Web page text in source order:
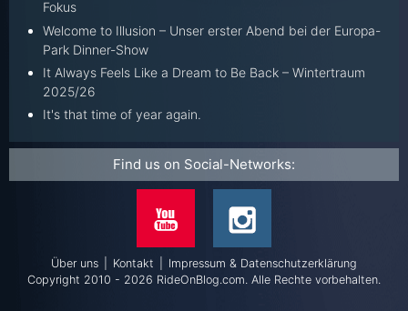
Fokus
Welcome to Illusion – Unser erster Abend bei der Europa-
Park Dinner-Show
It Always Feels Like a Dream to Be Back – Wintertraum
2025/26
It's that time of year again.
Find us on Social-Networks:
Über uns Kontakt
Impressum & Datenschutzerklärung
Copyright 2010 - 2026 RideOnBlog.com. Alle Rechte vorbehalten.